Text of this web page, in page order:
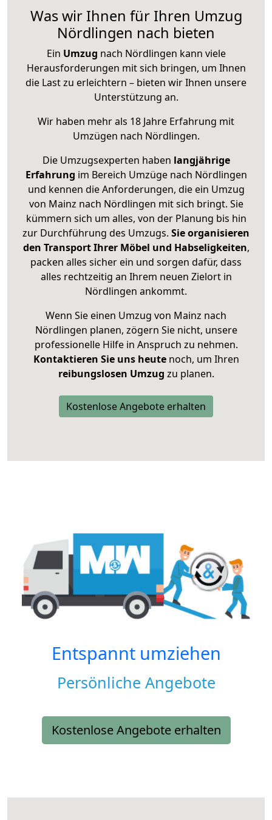
Was wir Ihnen für Ihren Umzug
Nördlingen nach bieten
Ein Umzug nach Nördlingen kann viele
Herausforderungen mit sich bringen, um Ihnen
die Last zu erleichtern – bieten wir Ihnen unsere
Unterstützung an.
Wir haben mehr als 18 Jahre Erfahrung mit
Umzügen nach Nördlingen.
Die Umzugsexperten haben langjährige
Erfahrung im Bereich Umzüge nach Nördlingen
und kennen die Anforderungen, die ein Umzug
von Mainz nach Nördlingen mit sich bringt. Sie
kümmern sich um alles, von der Planung bis hin
zur Durchführung des Umzugs. Sie organisieren
den Transport Ihrer Möbel und Habseligkeiten,
packen alles sicher ein und sorgen dafür, dass
alles rechtzeitig an Ihrem neuen Zielort in
Nördlingen ankommt.
Wenn Sie einen Umzug von Mainz nach
Nördlingen planen, zögern Sie nicht, unsere
professionelle Hilfe in Anspruch zu nehmen.
Kontaktieren Sie uns heutenoch, um Ihren
reibungslosen Umzug zu planen.
Kostenlose Angebote erhalten
Entspannt umziehen
Persönliche Angebote
Kostenlose Angebote erhalten